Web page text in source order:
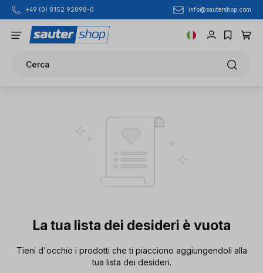
Passa al contenuto principale
+49 (0) 8152 92898-0 info@sautershop.com
Cerca
La tua lista dei desideri è vuota
Tieni d'occhio i prodotti che ti piacciono aggiungendoli alla
tua lista dei desideri.